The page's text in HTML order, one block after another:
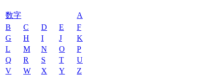
数字
A
B
C D E
F
G
H I J
K
L
M N O
P
Q
R S T
U
V
W X Y
Z